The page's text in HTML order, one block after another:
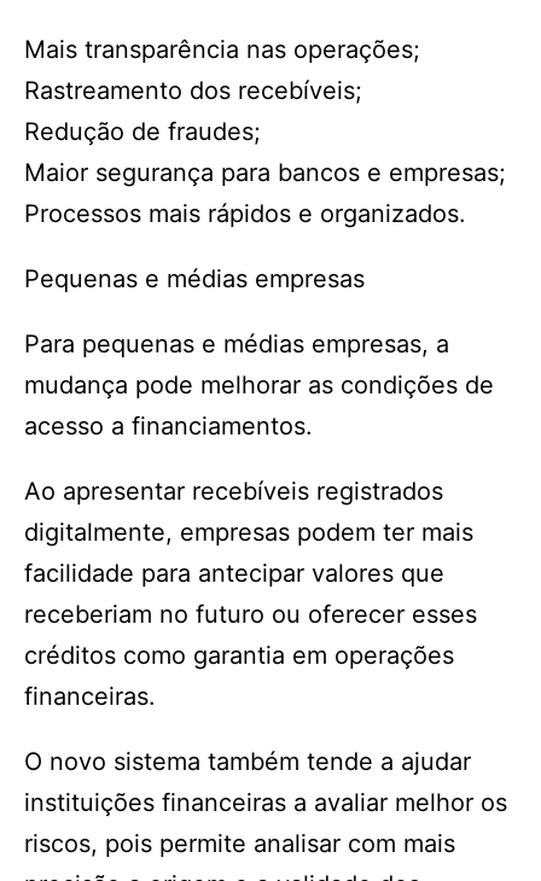
Mais transparência nas operações;
Rastreamento dos recebíveis;
Redução de fraudes;
Maior segurança para bancos e empresas;
Processos mais rápidos e organizados.
Pequenas e médias empresas
Para pequenas e médias empresas, a
mudança pode melhorar as condições de
acesso a financiamentos.
Ao apresentar recebíveis registrados
digitalmente, empresas podem ter mais
facilidade para antecipar valores que
receberiam no futuro ou oferecer esses
créditos como garantia em operações
financeiras.
O novo sistema também tende a ajudar
instituições financeiras a avaliar melhor os
riscos, pois permite analisar com mais